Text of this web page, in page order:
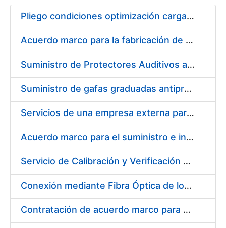
Erakutsi/Ezkutatu
Pliego condiciones optimización cargas compras firmado
Acuerdo marco para la fabricación de piezas
Suministro de Protectores Auditivos a medida para las personas trabajadoras de los Centros de Trabajo de Madrid y Burgos
Suministro de gafas graduadas antiproyecciones para los trabajadores de la FNMT-RCM en los centros de trabajo de Madrid y Burgos
Servicios de una empresa externa para el asesoramiento y resolución de los recursos de alzada que se presentan relacionados con procesos de selección para la FNMT-RCM
Acuerdo marco para el suministro e instalación de persianas, estores y otros complementos
Servicio de Calibración y Verificación Externa de los Equipos de Medición del Servicio de Prevención de la FNMT-RCM
Conexión mediante Fibra Óptica de los Centros de Proceso de Datos (CPDs) de las sedes de la FNMT-RCM de Burgos y Madrid
Contratación de acuerdo marco para el Suministro de Material de Electricidad para la Fábrica Nacional de Moneda y Timbre-Real Casa de la Moneda en su centro de trabajo de Burgos